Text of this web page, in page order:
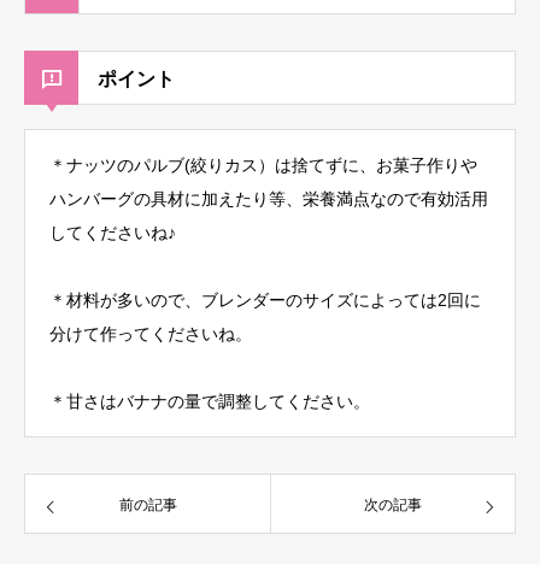
ポイント
＊ナッツのパルブ(絞りカス）は捨てずに、お菓子作りや
ハンバーグの具材に加えたり等、栄養満点なので有効活用
してくださいね♪
＊材料が多いので、ブレンダーのサイズによっては2回に
分けて作ってくださいね。
＊甘さはバナナの量で調整してください。
前の記事 次の記事